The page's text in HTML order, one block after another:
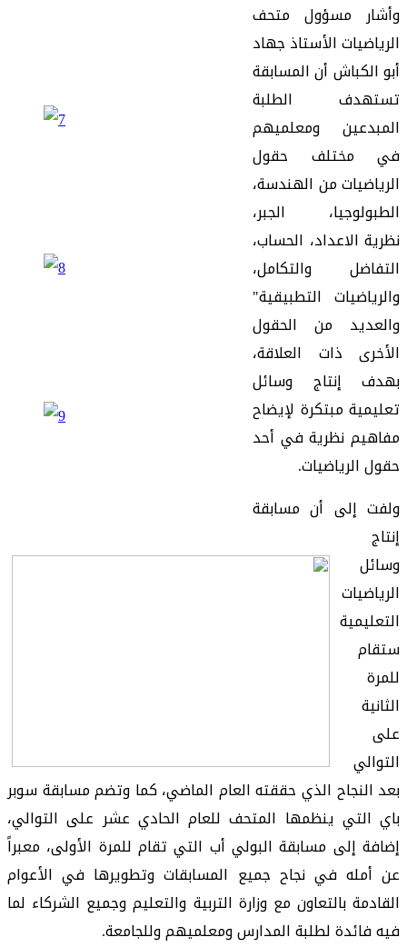
وأشار مسؤول متحف
الرياضياتالأستاذ جهاد
أبوالكباش أن المسابقة
تستهدف
الطلبة
المبدعين
ومعلميهم
في
مختلف
حقول
الرياضياتمن الهندسة،
الطبولوجيا، الجبر،
نظرية الاعداد، الحساب،
التفاضل
والتكامل،
والرياضيات التطبيقية"
والعديد
من
الحقول
الأخرى ذات العلاقة،
بهدف
إنتاج
وسائل
تعليمية مبتكرة لإيضاح
مفاهيم نظرية في أحد
حقولالرياضيات.
ولفتإلى أن مسابقة
إنتاج
وسائل
الرياضيات
التعليمية
ستقام
للمرة
الثانية
على
التوالي
بعد النجاح الذي حققته العام الماضي، كما وتضممسابقةسوبر
باي التي ينظمها المتحف للعام الحادي عشر على التوالي،
إضافةإلى مسابقة البولي أب التي تقام للمرة الأولى، معبراً
عن أمله في نجاح جميع المسابقات وتطويرها في الأعوام
القادمة بالتعاون مع وزارة التربية والتعليم وجميع الشركاء لما
فيهفائدةلطلبةالمدارسومعلميهموللجامعة.